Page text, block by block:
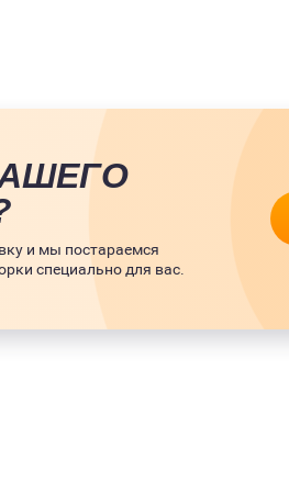
и мы постараемся
специально для вас.